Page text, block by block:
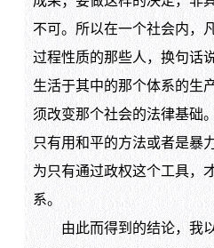
不可。所以在一个社会内，
过程性质的那些人，换句话
生活于其中的那个体系的生
须改变那个社会的法律基础
只有用和平的方法或者是暴
为只有通过政权这个工具，
系。
由此而得到的结论，我以